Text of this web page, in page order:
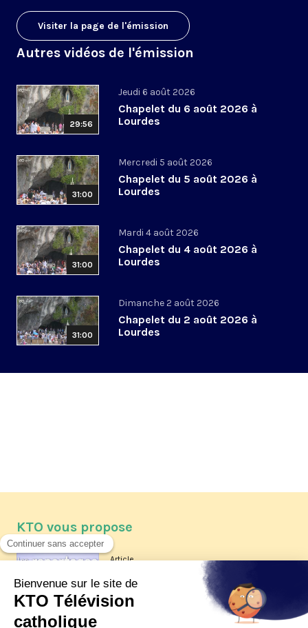
Visiter la page de l'émission
Autres vidéos de l'émission
29:56
Jeudi 6 août 2026
Chapelet du 6 août 2026 à
Lourdes
31:00
Mercredi 5 août 2026
Chapelet du 5 août 2026 à
Lourdes
31:00
Mardi 4 août 2026
Chapelet du 4 août 2026 à
Lourdes
31:00
Dimanche 2 août 2026
Chapelet du 2 août 2026 à
Lourdes
KTO vous propose
Article
Les reportages d'été 2026 de KTO